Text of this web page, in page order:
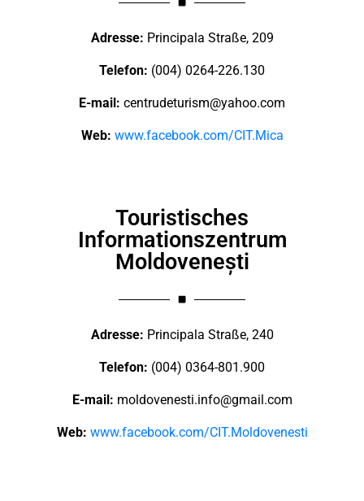
Adresse: Principala Straße, 209
Telefon: (004) 0264-226.130
E-mail: centrudeturism@yahoo.com
Web: www.facebook.com/CIT.Mica
Touristisches
Informationszentrum
Moldovenești
Adresse: Principala Straße, 240
Telefon: (004) 0364-801.900
E-mail: moldovenesti.info@gmail.com
Web: www.facebook.com/CIT.Moldovenesti